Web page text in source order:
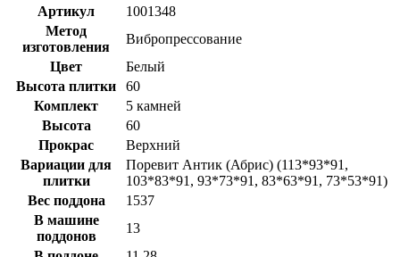
Артикул
1001348
Метод
изготовления
Вибропрессование
Цвет
Белый
Высота плитки
60
Комплект
5 камней
Высота
60
Прокрас
Верхний
Вариации для
плитки
Поревит Антик (Абрис) (113*93*91,
103*83*91, 93*73*91, 83*63*91, 73*53*91)
Вес поддона
1537
В машине
поддонов
13